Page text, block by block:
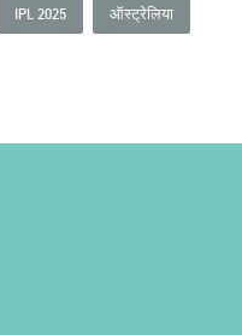
IPL 2025 ऑस्ट्रेलिया